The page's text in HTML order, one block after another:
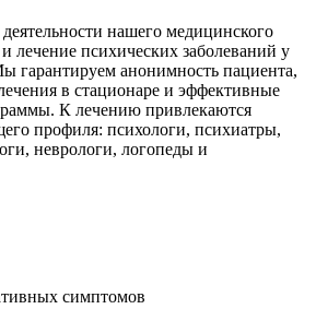
нашего медицинского
лечение психических заболеваний у
гарантируем анонимность пациента,
в стационаре и эффективные
К лечению привлекаются
профиля: психологи, психиатры,
неврологи, логопеды и
симптомов